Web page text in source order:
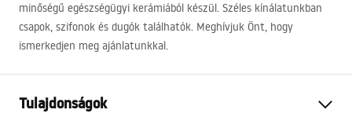
minőségű egészségügyi kerámiából készül. Széles kínálatunkban
csapok, szifonok és dugók találhatók. Meghívjuk Önt, hogy
ismerkedjen meg ajánlatunkkal.
Tulajdonságok